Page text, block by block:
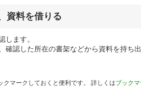
資料を借りる
します。
確認した所在の書架などから資料を持ち
クマークしておくと便利です。 詳しくはブック